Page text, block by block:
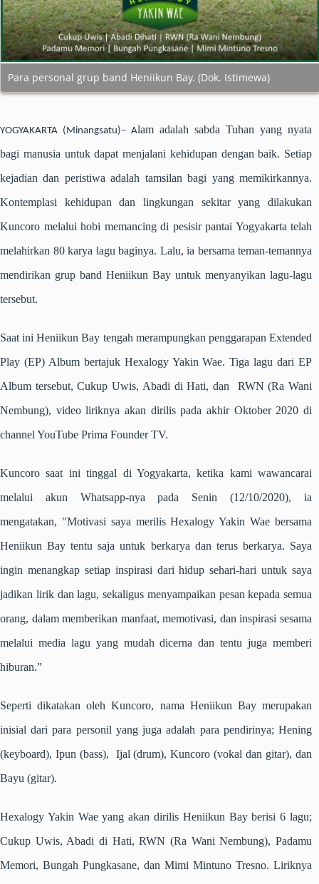
Para personal grup band Heniikun Bay. (Dok. Istimewa)
YOGYAKARTA (Minangsatu)– Alam adalah sabda Tuhan yang nyata
bagi manusia untuk dapat menjalani kehidupan dengan baik. Setiap
kejadian dan peristiwa adalah tamsilan bagi yang memikirkannya.
Kontemplasi kehidupan dan lingkungan sekitar yang dilakukan
Kuncoro melalui hobi memancing di pesisir pantai Yogyakarta telah
melahirkan 80 karya lagu baginya. Lalu, ia bersama teman-temannya
mendirikan grup band Heniikun Bay untuk menyanyikan lagu-lagu
tersebut.
Saat ini Heniikun Bay tengah merampungkan penggarapan Extended
Play (EP) Album bertajuk Hexalogy Yakin Wae. Tiga lagu dari EP
Album tersebut, Cukup Uwis, Abadi di Hati, dan RWN (Ra Wani
Nembung), video liriknya akan dirilis pada akhir Oktober 2020 di
channel YouTube Prima Founder TV.
Kuncoro saat ini tinggal di Yogyakarta, ketika kami wawancarai
melalui akun Whatsapp-nya pada Senin (12/10/2020), ia
mengatakan, "Motivasi saya merilis Hexalogy Yakin Wae bersama
Heniikun Bay tentu saja untuk berkarya dan terus berkarya. Saya
ingin menangkap setiap inspirasi dari hidup sehari-hari untuk saya
jadikan lirik dan lagu, sekaligus menyampaikan pesan kepada semua
orang, dalam memberikan manfaat, memotivasi, dan inspirasi sesama
melalui media lagu yang mudah dicerna dan tentu juga memberi
hiburan.”
Seperti dikatakan oleh Kuncoro, nama Heniikun Bay merupakan
inisial dari para personil yang juga adalah para pendirinya; Hening
(keyboard), Ipun (bass), Ijal (drum), Kuncoro (vokal dan gitar), dan
Bayu (gitar).
Hexalogy Yakin Wae yang akan dirilis Heniikun Bay berisi 6 lagu;
Cukup Uwis, Abadi di Hati, RWN (Ra Wani Nembung), Padamu
Memori, Bungah Pungkasane, dan Mimi Mintuno Tresno. Liriknya